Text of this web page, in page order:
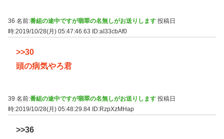
36 名前:番組の途中ですが翡翠の名無しがお送りします 投稿日
時:2019/10/28(月) 05:47:46.63 ID:aI33cbAf0
>>30
頭の病気やろ君
39 名前:番組の途中ですが翡翠の名無しがお送りします 投稿日
時:2019/10/28(月) 05:48:29.84 ID:RzpXzMHap
>>36